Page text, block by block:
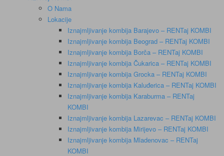
O Nama
Lokacije
Iznajmljivanje kombija Barajevo – RENTaj KOMBI
Iznajmljivanje kombija Beograd – RENTaj KOMBI
Iznajmljivanje kombija Borča – RENTaj KOMBI
Iznajmljivanje kombija Čukarica – RENTaj KOMBI
Iznajmljivanje kombija Grocka – RENTaj KOMBI
Iznajmljivanje kombija Kaluđerica – RENTaj KOMBI
Iznajmljivanje kombija Karaburma – RENTaj
KOMBI
Iznajmljivanje kombija Lazarevac – RENTaj KOMBI
Iznajmljivanje kombija Mirijevo – RENTaj KOMBI
Iznajmljivanje kombija Mladenovac – RENTaj
KOMBI